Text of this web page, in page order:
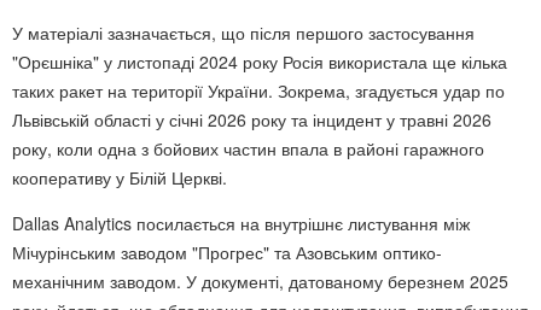
У матеріалі зазначається, що після першого застосування
"Орєшніка" у листопаді 2024 року Росія використала ще кілька
таких ракет на території України. Зокрема, згадується удар по
Львівській області у січні 2026 року та інцидент у травні 2026
року, коли одна з бойових частин впала в районі гаражного
кооперативу у Білій Церкві.
Dallas Analytics посилається на внутрішнє листування між
Мічурінським заводом "Прогрес" та Азовським оптико-
механічним заводом. У документі, датованому березнем 2025